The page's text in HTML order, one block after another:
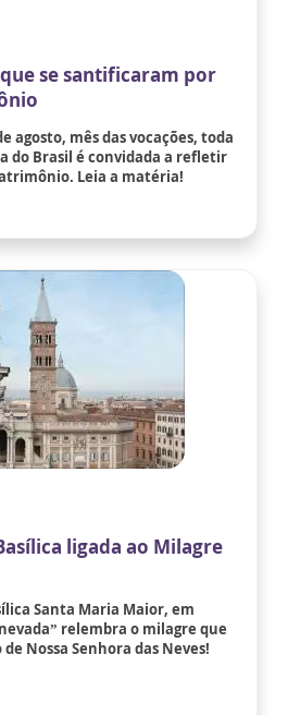
se santificaram por
agosto, mês das vocações, toda
do Brasil é convidada a refletir
Leia a matéria!
ligada ao Milagre
Santa Maria Maior, em
relembra o milagre que
Nossa Senhora das Neves!